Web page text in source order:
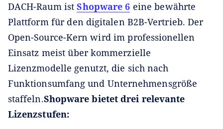
DACH-Raum istShopware 6 eine bewährte
Plattform für den digitalen B2B-Vertrieb. Der
Open-Source-Kern wird im professionellen
Einsatz meist über kommerzielle
Lizenzmodelle genutzt, die sich nach
Funktionsumfang und Unternehmensgröße
staffeln.Shopware bietet drei relevante
Lizenzstufen: